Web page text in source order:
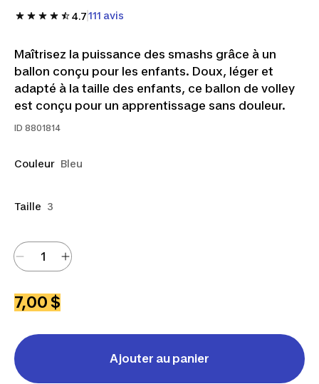
4.7111 avis
Maîtrisez la puissance des smashs grâce à un
ballon conçu pour les enfants. Doux, léger et
adapté à la taille des enfants, ce ballon de volley
est conçu pour un apprentissage sans douleur.
ID 8801814
Couleur Bleu
Taille 3
7,00 $
Ajouter au panier